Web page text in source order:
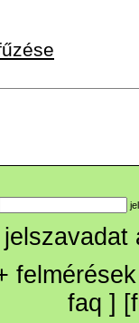
felmérések
faq ] [